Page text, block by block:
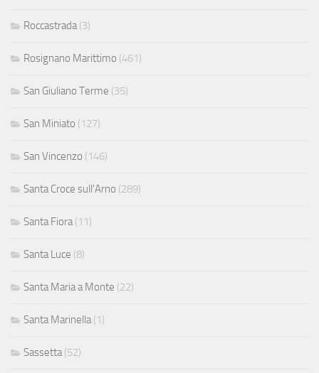
Roccastrada (3)
Rosignano Marittimo (461)
San Giuliano Terme (35)
San Miniato (127)
San Vincenzo (146)
Santa Croce sull'Arno (289)
Santa Fiora (11)
Santa Luce (8)
Santa Maria a Monte (22)
Santa Marinella (1)
Sassetta (52)